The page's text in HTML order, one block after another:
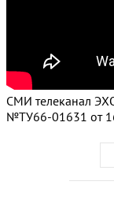
СМИ телеканал
№ТУ66-01631 от